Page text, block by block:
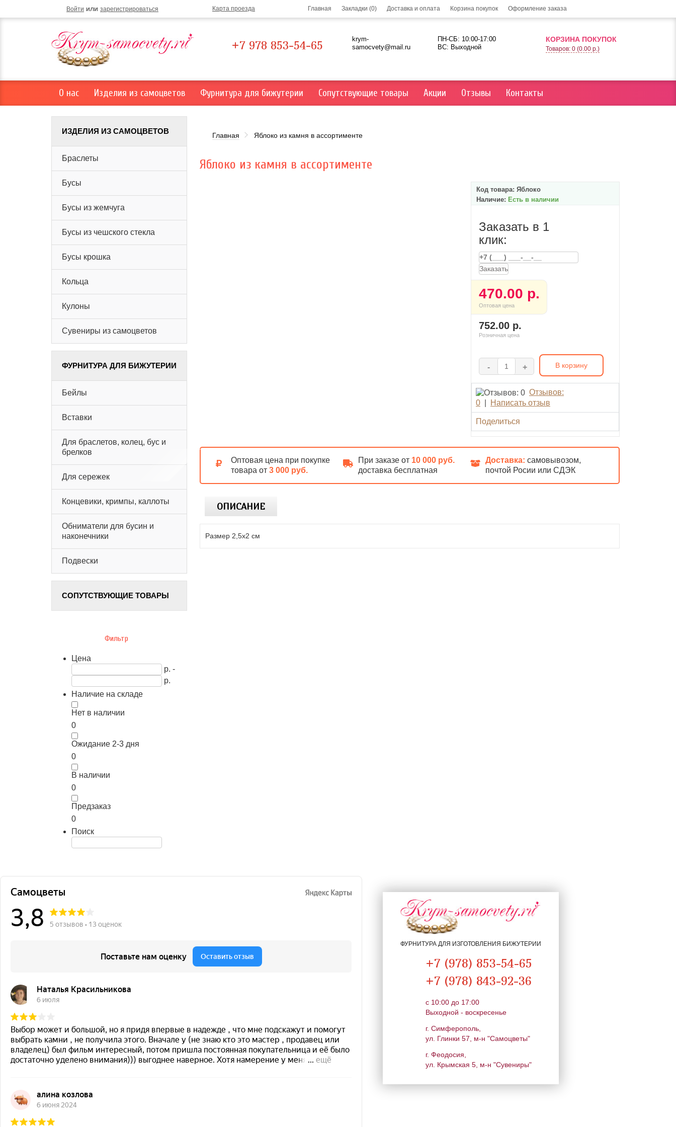
Войти или зарегистрироваться Карта проезда Главная Закладки (0) Доставка и оплата Корзина покупок Оформление заказа
+7 978 853-54-65
krym-
samocvety@mail.ru
ПН-СБ: 10:00-17:00
ВС: Выходной
КОРЗИНА ПОКУПОК
Товаров: 0 (0.00 р.)
О нас Изделия из самоцветов Фурнитура для бижутерии Сопутствующие товары Акции Отзывы Контакты
ИЗДЕЛИЯ ИЗ САМОЦВЕТОВ
Браслеты
Бусы
Бусы из жемчуга
Бусы из чешского стекла
Бусы крошка
Кольца
Кулоны
Сувениры из самоцветов
ФУРНИТУРА ДЛЯ БИЖУТЕРИИ
Бейлы
Вставки
Для браслетов, колец, бус и
брелков
Для сережек
Концевики, кримпы, каллоты
Обниматели для бусин и
наконечники
Подвески
СОПУТСТВУЮЩИЕ ТОВАРЫ
Фильтр
Цена
р. -
р.
Наличие на складе
Нет в наличии
0
Ожидание 2-3 дня
0
В наличии
0
Предзаказ
0
Поиск
Главная Яблоко из камня в ассортименте
Яблоко из камня в ассортименте
Код товара: Яблоко
Наличие: Есть в наличии
Заказать в 1
клик:
Заказать
470.00 р.
Оптовая цена
752.00 р.
Розничная цена
- + В корзину
Отзывов:
0
Написать отзыв
Поделиться
Оптовая цена при покупке
товара от 3 000 руб.
При заказе от 10 000 руб.
доставка бесплатная
Доставка: самовывозом,
почтой Росии или СДЭК
ОПИСАНИЕ
Размер 2,5х2 см
ФУРНИТУРА ДЛЯ ИЗГОТОВЛЕНИЯ БИЖУТЕРИИ
+7 (978) 853-54-65
+7 (978) 843-92-36
c 10:00 до 17:00
Выходной - воскресенье
г. Симферополь,
ул. Глинки 57, м-н "Самоцветы"
г. Феодосия,
ул. Крымская 5, м-н "Сувениры"